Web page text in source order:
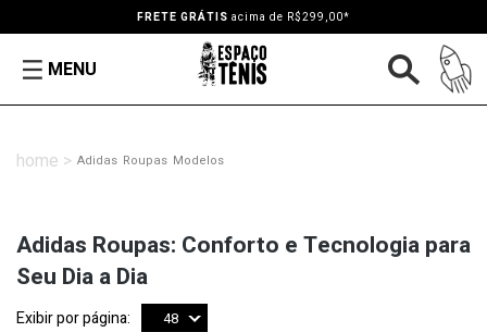
FRETE GRÁTISacima de R$299,00*
MENU
Adidas Roupas Modelos
Adidas Roupas: Conforto e Tecnologia para
Seu Dia a Dia
Exibir por página: 48